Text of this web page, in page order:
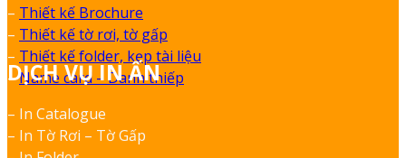
– Thiết kế Brochure
– Thiết kế tờ rơi, tờ gấp
– Thiết kế folder, kẹp tài liệu
–Name card – Danh thiếp
DỊCH VỤ IN ẤN
– In Catalogue
– In Tờ Rơi – Tờ Gấp